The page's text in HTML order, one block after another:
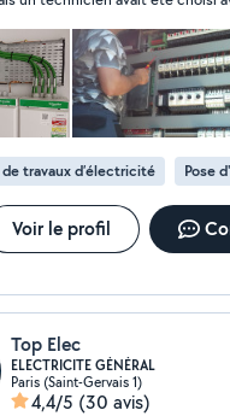
moi:06-51-74-
travaux d’électricité Pose
Voir le profil
Top Elec
ELECTRICITE GÉNÉRAL
Paris (Saint-Gervais 1)
4,4/5 (30 avis)